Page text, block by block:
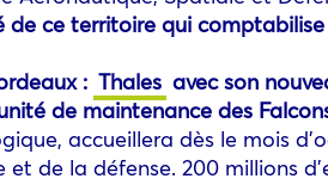
de ce territoire qui comptabilise
: Thales avec son
de maintenance des
accueillera dès le mois
de la défense. 200 millions